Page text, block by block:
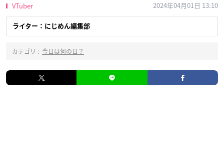
VTuber 2024年04月01日 13:10
ライター：にじめん編集部
カテゴリ : 今日は何の日？